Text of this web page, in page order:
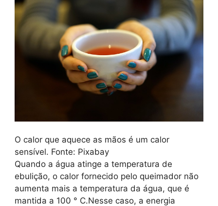
O calor que aquece as mãos é um calor
sensível. Fonte: Pixabay
Quando a água atinge a temperatura de
ebulição, o calor fornecido pelo queimador não
aumenta mais a temperatura da água, que é
mantida a 100 ° C.Nesse caso, a energia